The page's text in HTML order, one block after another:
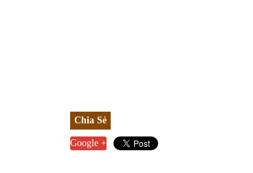
Chia Sẻ
Google +